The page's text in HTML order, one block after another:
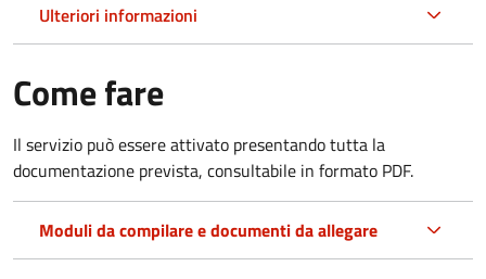
Ulteriori informazioni
Come fare
Il servizio può essere attivato presentando tutta la
documentazione prevista, consultabile in formato PDF.
Moduli da compilare e documenti da allegare